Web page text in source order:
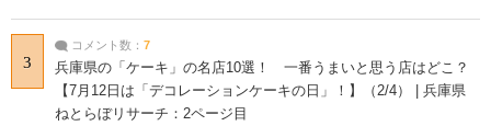
3
コメント数： 7
兵庫県の「ケーキ」の名店10選！ 一番うまいと思う店はどこ？
【7月12日は「デコレーションケーキの日」！】（2/4） | 兵庫県
ねとらぼリサーチ：2ページ目